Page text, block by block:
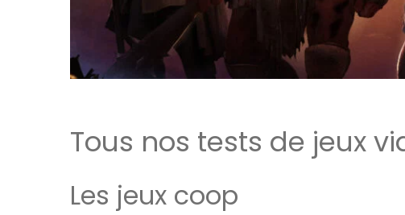
Tous nos tests de jeux
Les jeux coop